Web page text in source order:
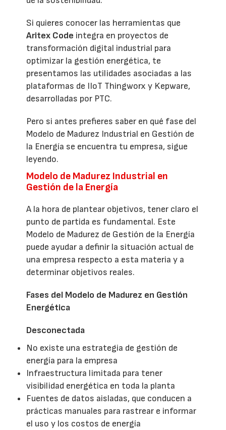
Si quieres conocer las herramientas que
Aritex Code integra en proyectos de
transformación digital industrial para
optimizar la gestión energética, te
presentamos las utilidades asociadas a las
plataformas de IIoT Thingworx y Kepware,
desarrolladas por PTC.
Pero si antes prefieres saber en qué fase del
Modelo de Madurez Industrial en Gestión de
la Energía se encuentra tu empresa, sigue
leyendo.
Modelo de Madurez Industrial en
Gestión de la Energía
A la hora de plantear objetivos, tener claro el
punto de partida es fundamental. Este
Modelo de Madurez de Gestión de la Energía
puede ayudar a definir la situación actual de
una empresa respecto a esta materia y a
determinar objetivos reales.
Fases del Modelo de Madurez en Gestión
Energética
Desconectada
No existe una estrategia de gestión de
energía para la empresa
Infraestructura limitada para tener
visibilidad energética en toda la planta
Fuentes de datos aisladas, que conducen a
prácticas manuales para rastrear e informar
el uso y los costos de energía